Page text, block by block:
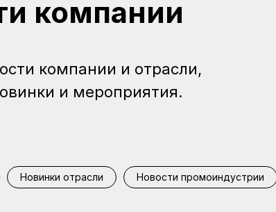
компании
компании и отрасли,
и мероприятия.
Новинки отрасли Новости промоиндустрии